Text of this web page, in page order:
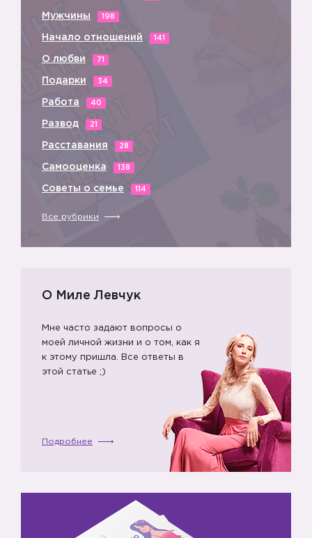
Мужчины 198
Начало отношений 141
О любви 71
Подарки 34
Работа 40
Развод 21
Расставания 28
Самооценка 138
Советы о семье 114
Все рубрики
О Миле Левчук
Мне часто задают вопросы о
моей личной жизни и о том, как я
к этому пришла. Все ответы в
этой статье ;)
Подробнее